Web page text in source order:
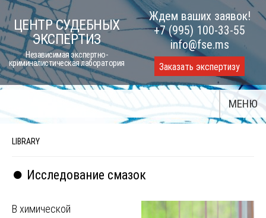
Skip
to
content
ЦЕНТР СУДЕБНЫХ
ЭКСПЕРТИЗ
Независимая экспертно-
криминалистическая лаборатория
Ждем ваших заявок!
+7 (995) 100-33-55
info@fse.ms
Заказать экспертизу
МЕНЮ
LIBRARY
⏺️ Исследование смазок
В химической